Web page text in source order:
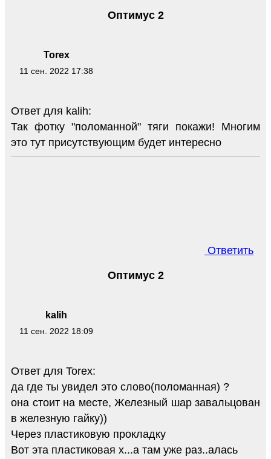
Torex
11 сен. 2022 17:38
Оптимус 2
Ответ для kalih:
Так фотку "поломанной" тяги покажи! Многим
это тут присутствующим будет интересно
Ответить
kalih
11 сен. 2022 18:09
Оптимус 2
Ответ для Torex:
да где ты увидел это слово(поломанная) ?
она стоит на месте, Железный шар завальцован
в железную гайку))
Через пластиковую прокладку
Вот эта пластиковая х...а там уже раз..алась